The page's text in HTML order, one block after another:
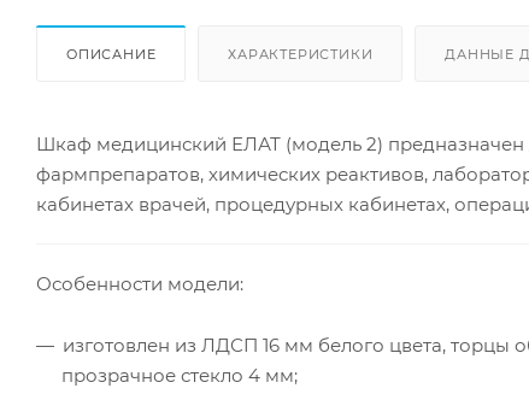
ОПИСАНИЕ ХАРАКТЕРИСТИКИ ДАННЫЕ
Шкаф медицинский ЕЛАТ (модель 2)
фармпрепаратов, химических реактивов,
кабинетах врачей, процедурных кабинетах,
Особенности модели:
изготовлен из ЛДСП 16 мм белого цвета,
прозрачное стекло 4 мм;